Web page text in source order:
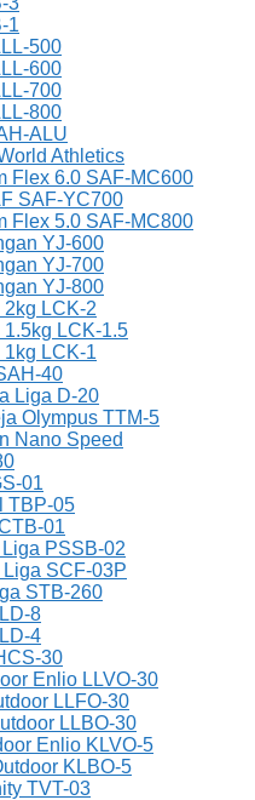
1
500
600
700
800
ALU
Athletics
Flex 6.0 SAF-MC600
SAF-YC700
Flex 5.0 SAF-MC800
YJ-600
YJ-700
YJ-800
2kg LCK-2
1.5kg LCK-1.5
1kg LCK-1
40
Liga D-20
Olympus TTM-5
Nano Speed
01
TBP-05
01
PSSB-02
SCF-03P
STB-260
8
4
30
Enlio LLVO-30
LLFO-30
LLBO-30
Enlio KLVO-5
KLBO-5
TVT-03